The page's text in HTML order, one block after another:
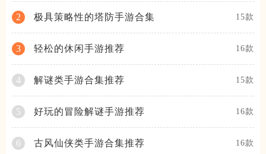
2 极具策略性的塔防手游合集 15款
3 轻松的休闲手游推荐 16款
4 解谜类手游合集推荐 15款
5 好玩的冒险解谜手游推荐 16款
6 古风仙侠类手游合集推荐 16款